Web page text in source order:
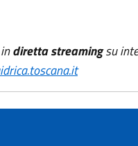
diretta streamingsu